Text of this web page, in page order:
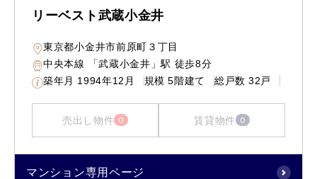
リーベスト武蔵小金井
東京都小金井市前原町３丁目
中央本線 「武蔵小金井」駅 徒歩8分
築年月 1994年12月 規模 5階建て 総戸数 32戸
売出し物件 0 賃貸物件 0
マンション専用ページ